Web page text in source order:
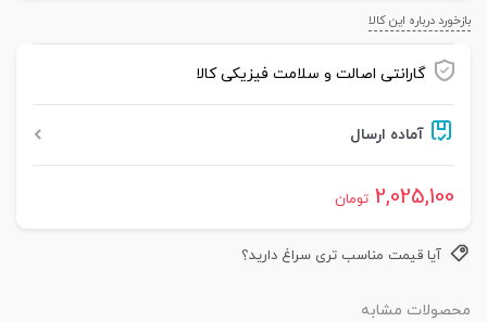
بازخورد درباره این کالا
گارانتی اصالت و سلامت فیزیکی کالا
آماده ارسال
2,025,100 تومان
آیا قیمت مناسب تری سراغ دارید؟
محصولات مشابه